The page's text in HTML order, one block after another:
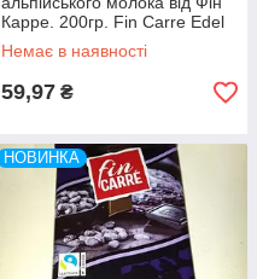
Карре. 200гр. Fin Carre Edel
alpensahne
Немає в наявності
59,97 ₴
НОВИНКА